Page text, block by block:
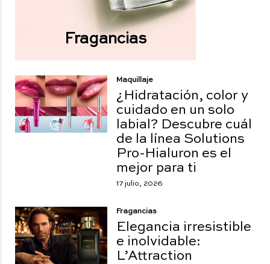
Fragancias
Maquillaje
¿Hidratación, color y
cuidado en un solo
labial? Descubre cuál
de la línea Solutions
Pro-Hialuron es el
mejor para ti
17 julio, 2026
Fragancias
Elegancia irresistible
e inolvidable:
L’Attraction